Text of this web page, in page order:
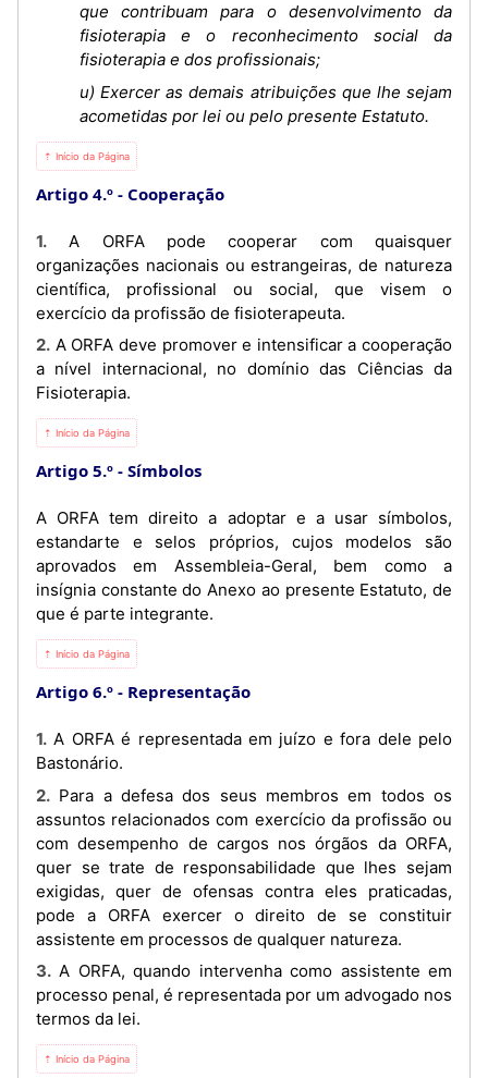
que contribuam para o desenvolvimento da
fisioterapia e o reconhecimento social da
fisioterapia e dos profissionais;
u) Exercer as demais atribuições que lhe sejam
acometidas por lei ou pelo presente Estatuto.
⇡ Início da Página
Artigo 4.º Cooperação
1. A ORFA pode cooperar com quaisquer
organizações nacionais ou estrangeiras, de natureza
científica, profissional ou social, que visem o
exercício da profissão de fisioterapeuta.
2. A ORFA deve promover e intensificar a cooperação
a nível internacional, no domínio das Ciências da
Fisioterapia.
⇡ Início da Página
Artigo 5.º Símbolos
A ORFA tem direito a adoptar e a usar símbolos,
estandarte e selos próprios, cujos modelos são
aprovados em Assembleia-Geral, bem como a
insígnia constante do Anexo ao presente Estatuto, de
que é parte integrante.
⇡ Início da Página
Artigo 6.º Representação
1. A ORFA é representada em juízo e fora dele pelo
Bastonário.
2. Para a defesa dos seus membros em todos os
assuntos relacionados com exercício da profissão ou
com desempenho de cargos nos órgãos da ORFA,
quer se trate de responsabilidade que lhes sejam
exigidas, quer de ofensas contra eles praticadas,
pode a ORFA exercer o direito de se constituir
assistente em processos de qualquer natureza.
3. A ORFA, quando intervenha como assistente em
processo penal, é representada por um advogado nos
termos da lei.
⇡ Início da Página